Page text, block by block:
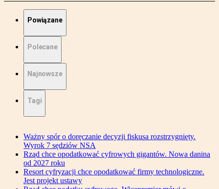
Powiązane
Polecane
Najnowsze
Tagi
Ważny spór o doręczanie decyzji fiskusa rozstrzygnięty.
Wyrok 7 sędziów NSA
Rząd chce opodatkować cyfrowych gigantów. Nowa danina
od 2027 roku
Resort cyfryzacji chce opodatkować firmy technologiczne.
Jest projekt ustawy